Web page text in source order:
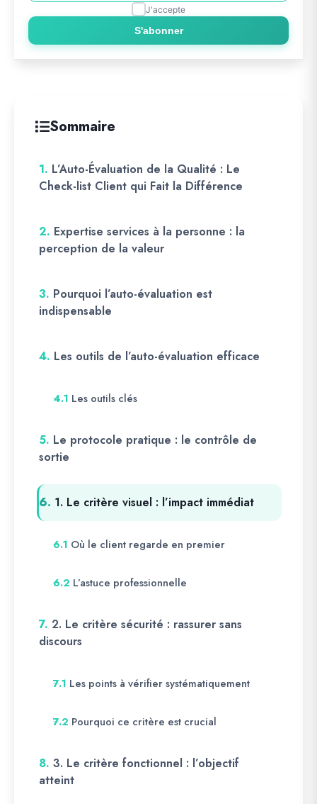
J'accepte
S'abonner
Sommaire
1. L’Auto-Évaluation de la Qualité : Le
Check-list Client qui Fait la Différence
2. Expertise services à la personne : la
perception de la valeur
3. Pourquoi l’auto-évaluation est
indispensable
4. Les outils de l’auto-évaluation efficace
4.1 Les outils clés
5. Le protocole pratique : le contrôle de
sortie
6. 1. Le critère visuel : l’impact immédiat
6.1 Où le client regarde en premier
6.2 L’astuce professionnelle
7. 2. Le critère sécurité : rassurer sans
discours
7.1 Les points à vérifier systématiquement
7.2 Pourquoi ce critère est crucial
8. 3. Le critère fonctionnel : l’objectif
atteint